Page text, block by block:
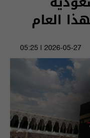
العام
2026-05-27 | 05:25